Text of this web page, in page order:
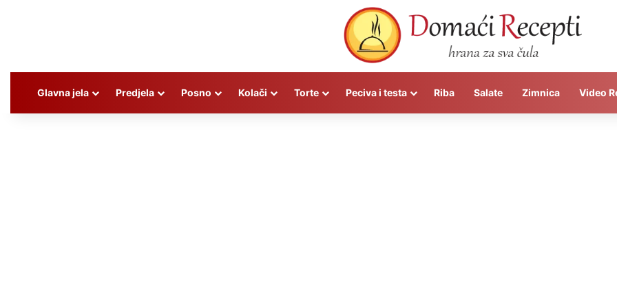
Glavna jela Predjela Posno Kolači Torte Peciva i testa Riba Salate Zimnica Video